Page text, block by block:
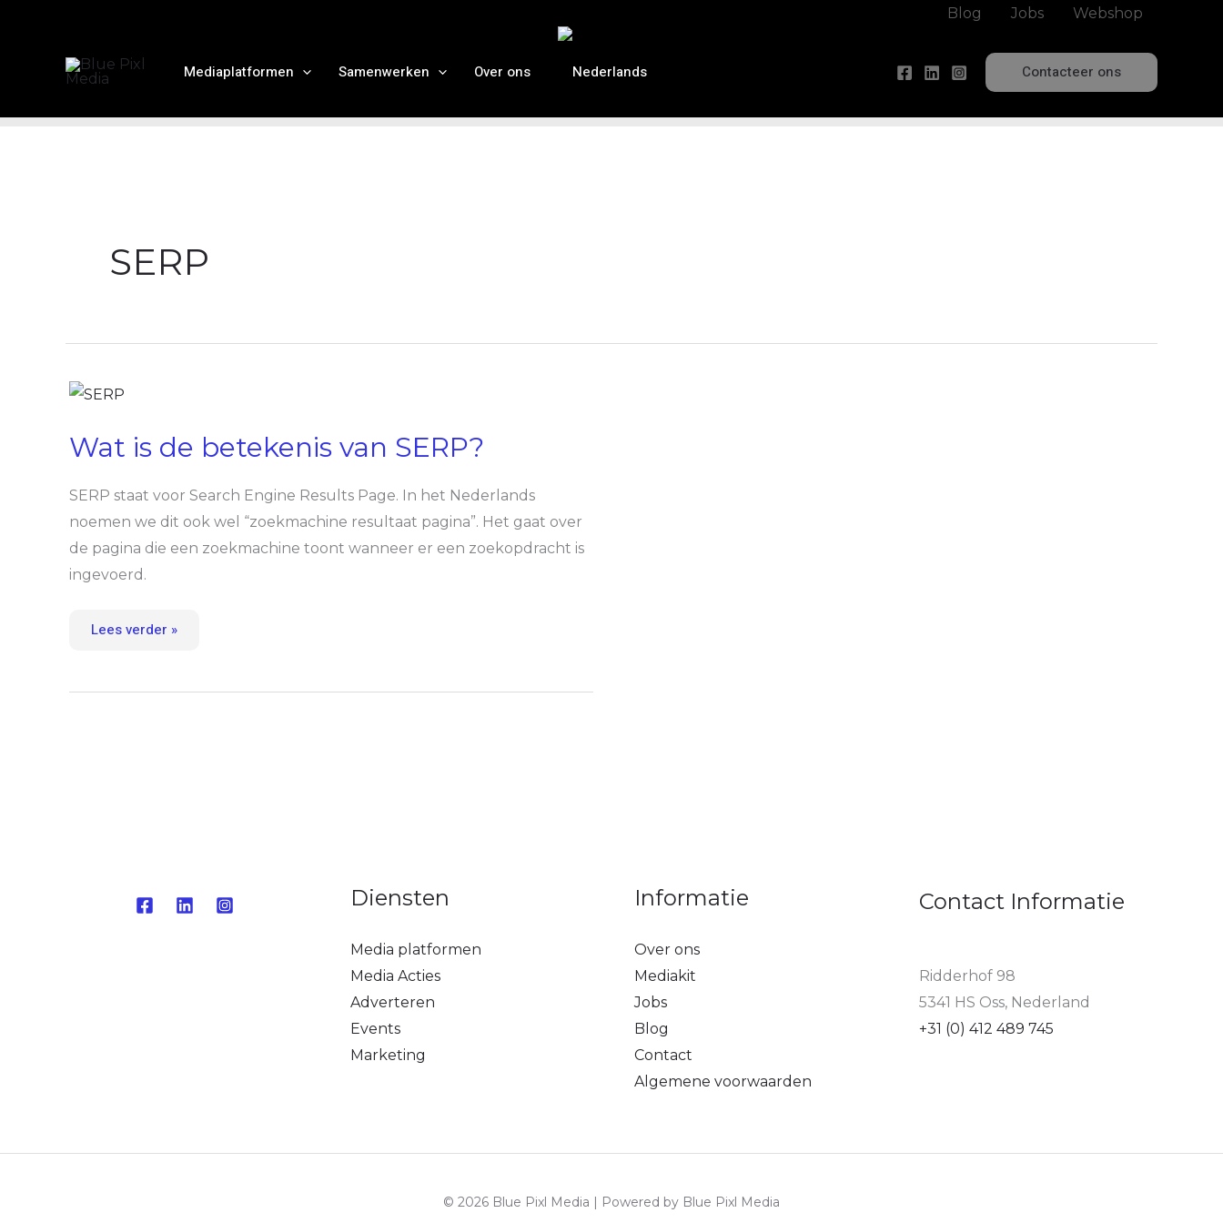
Blog Jobs Webshop
Mediaplatformen Samenwerken Over ons Contacteer ons
SERP
Wat is de betekenis van SERP?
SERP staat voor Search Engine Results Page. In het Nederlands
noemen we dit ook wel “zoekmachine resultaat pagina”. Het gaat over
de pagina die een zoekmachine toont wanneer er een zoekopdracht is
ingevoerd.
Wat
is
van
SERP?
Lees verder »
Diensten
Media platformen
Media Acties
Adverteren
Events
Marketing
Informatie
Over ons
Mediakit
Jobs
Blog
Contact
Algemene voorwaarden
Contact Informatie
Ridderhof 98
5341 HS Oss, Nederland
+31 (0) 412 489 745
© 2026 Blue Pixl Media | Powered by Blue Pixl Media